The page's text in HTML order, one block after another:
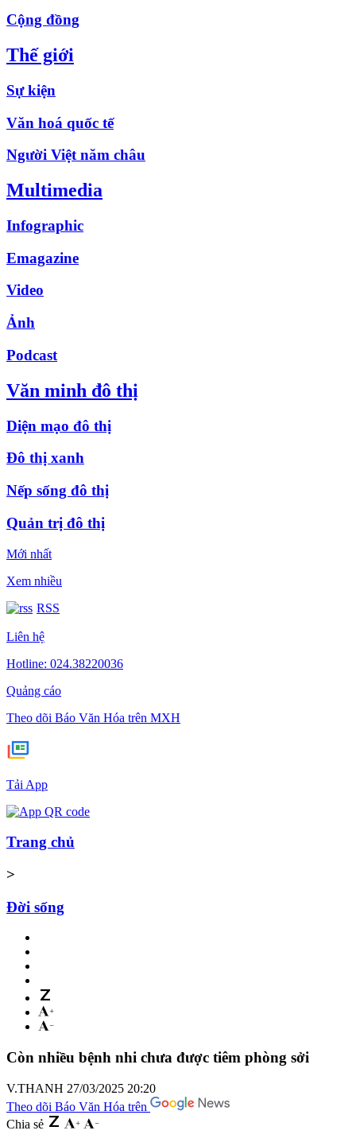
Cộng đồng
Thế giới
Sự kiện
Văn hoá quốc tế
Người Việt năm châu
Multimedia
Infographic
Emagazine
Video
Ảnh
Podcast
Văn minh đô thị
Diện mạo đô thị
Đô thị xanh
Nếp sống đô thị
Quản trị đô thị
Mới nhất
Xem nhiều
RSS
Liên hệ
Hotline: 024.38220036
Quảng cáo
Theo dõi Báo Văn Hóa trên MXH
Tải App
Trang chủ
>
Đời sống
Còn nhiều bệnh nhi chưa được tiêm phòng sởi
V.THANH 27/03/2025 20:20
Theo dõi Báo Văn Hóa trên
Chia sẻ